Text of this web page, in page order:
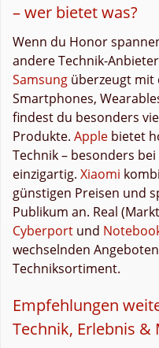
– wer bietet was?
Wenn du Honor
andere Technik-
Samsung überzeugt mit
Smartphones,
findest du besonders
Produkte. Apple bietet
Technik – besonders
einzigartig. Xiaomi
günstigen Preisen und
Publikum an. Real
Cyberport und
wechselnden
Techniksortiment.
Empfehlungen
Technik, Erlebnis